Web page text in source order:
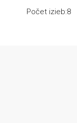
Počet izieb:8